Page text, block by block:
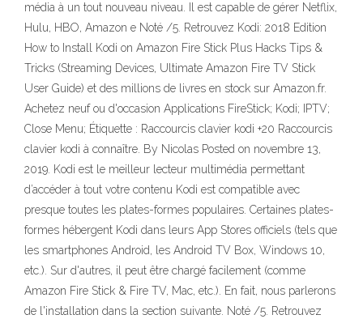
média à un tout nouveau niveau. Il est capable de gérer Netflix,
Hulu, HBO, Amazon e Noté /5. Retrouvez Kodi: 2018 Edition
How to Install Kodi on Amazon Fire Stick Plus Hacks Tips &
Tricks (Streaming Devices, Ultimate Amazon Fire TV Stick
User Guide) et des millions de livres en stock sur Amazon.fr.
Achetez neuf ou d'occasion Applications FireStick; Kodi; IPTV;
Close Menu; Étiquette : Raccourcis clavier kodi +20 Raccourcis
clavier kodi à connaître. By Nicolas Posted on novembre 13,
2019. Kodi est le meilleur lecteur multimédia permettant
d’accéder à tout votre contenu Kodi est compatible avec
presque toutes les plates-formes populaires. Certaines plates-
formes hébergent Kodi dans leurs App Stores officiels (tels que
les smartphones Android, les Android TV Box, Windows 10,
etc.). Sur d'autres, il peut être chargé facilement (comme
Amazon Fire Stick & Fire TV, Mac, etc.). En fait, nous parlerons
de l'installation dans la section suivante. Noté /5. Retrouvez